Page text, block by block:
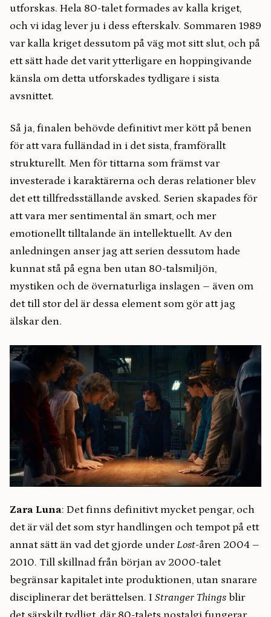
utforskas. Hela 80-talet formades av kalla kriget,
och vi idag lever ju i dess efterskalv. Sommaren 1989
var kalla kriget dessutom på väg mot sitt slut, och på
ett sätt hade det varit ytterligare en hoppingivande
känsla om detta utforskades tydligare i sista
avsnittet.
Så ja, finalen behövde definitivt mer kött på benen
för att vara fulländad in i det sista, framförallt
strukturellt. Men för tittarna som främst var
investerade i karaktärerna och deras relationer blev
det ett tillfredsställande avsked. Serien skapades för
att vara mer sentimental än smart, och mer
emotionellt tilltalande än intellektuellt. Av den
anledningen anser jag att serien dessutom hade
kunnat stå på egna ben utan 80-talsmiljön,
mystiken och de övernaturliga inslagen – även om
det till stor del är dessa element som gör att jag
älskar den.
Zara Luna: Det finns definitivt mycket pengar, och
det är väl det som styr handlingen och tempot på ett
annat sätt än vad det gjorde underLost-åren 2004 –
2010. Till skillnad från början av 2000-talet
begränsar kapitalet inte produktionen, utan snarare
disciplinerar det berättelsen. I Stranger Things blir